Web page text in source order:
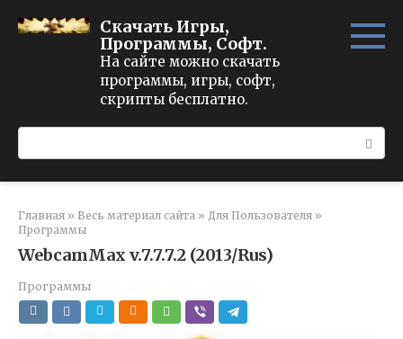
Скачать Игры,
Программы, Софт.
На сайте можно скачать
программы, игры, софт,
скрипты бесплатно.
Главная » Весь материал сайта » Для Пользователя »
Программы
WebcamMax v.7.7.7.2 (2013/Rus)
Программы